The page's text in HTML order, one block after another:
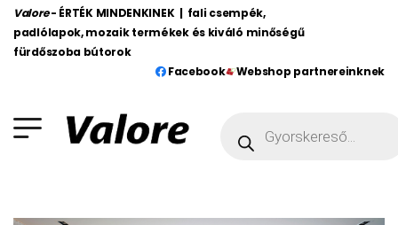
Valore - ÉRTÉK MINDENKINEK | fali csempék,
padlólapok, mozaik termékek és kiváló minőségű
fürdőszoba bútorok
Facebook
Webshop partnereinknek